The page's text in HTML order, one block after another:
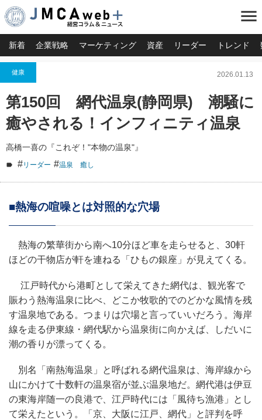
menu
新着 企業戦略 マーケティング 資産 リーダー トレンド
健康 2026.01.13
第150回 網代温泉(静岡県) 潮騒に
癒やされる！インフィニティ温泉
高橋一喜の『これぞ！"本物の温泉"』
#リーダー #温泉 癒し
■熱海の喧噪とは対照的な穴場
熱海の繁華街から南へ10分ほど車を走らせると、30軒
ほどの干物店が軒を連ねる「ひもの銀座」が見えてくる。
江戸時代から港町として栄えてきた網代は、観光客で
賑わう熱海温泉に比べ、どこか牧歌的でのどかな風情を残
す温泉地である。つまりは穴場と言っていいだろう。海岸
線を走る伊東線・網代駅から温泉街に向かえば、しだいに
潮の香りが漂ってくる。
別名「南熱海温泉」と呼ばれる網代温泉は、海岸線から
山にかけて十数軒の温泉宿が並ぶ温泉地だ。網代港は伊豆
の東海岸随一の良港で、江戸時代には「風待ち漁港」とし
て栄えたという。「京、大阪に江戸、網代」と評判を呼